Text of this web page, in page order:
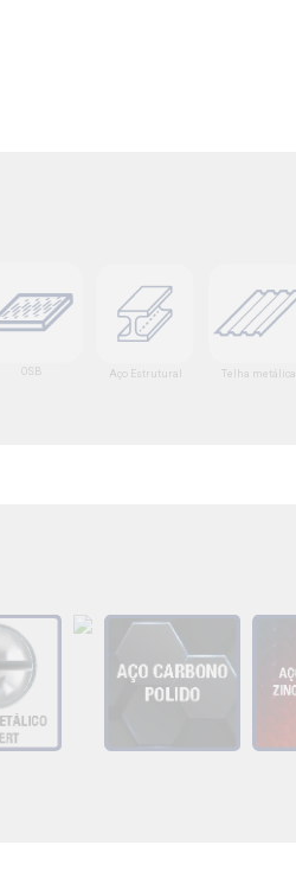
OSB Aço Estrutural Telha metálica